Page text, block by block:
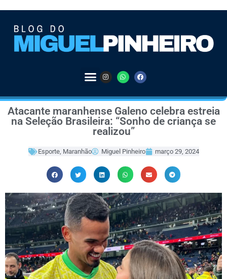
Atacante maranhense Galeno celebra estreia
na Seleção Brasileira: “Sonho de criança se
realizou”
Esporte, Maranhão Miguel Pinheiro março 29, 2024